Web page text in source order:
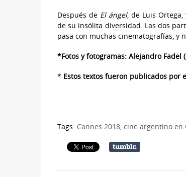
Después de El ángel, de Luis Ortega,
de su insólita diversidad. Las dos
pasa con muchas cinematografías, y
*Fotos y fotogramas: Alejandro Fadel
* Estos textos fueron publicados por
Tags: Cannes 2018, cine argentino en